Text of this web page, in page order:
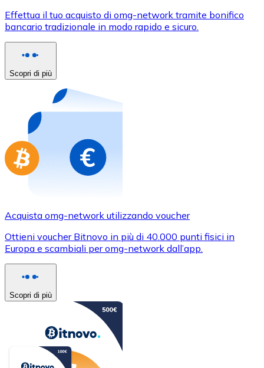
Usa le carte Visa e Mastercard per acquistare
Acquista con carta
Negozio - Carte regalo
Nuovo
Acquista gift card dei tuoi marchi preferiti con
Vai al negozio di carte regalo
Effettua il tuo acquisto di omg-network tramite bonifico
bancario tradizionale in modo rapido e sicuro.
Scopri di più
Acquista omg-network utilizzando voucher
Ottieni voucher Bitnovo in più di 40.000 punti fisici in
Europa e scambiali per omg-network dall’app.
Scopri di più